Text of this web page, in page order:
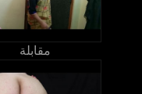
مقابلة